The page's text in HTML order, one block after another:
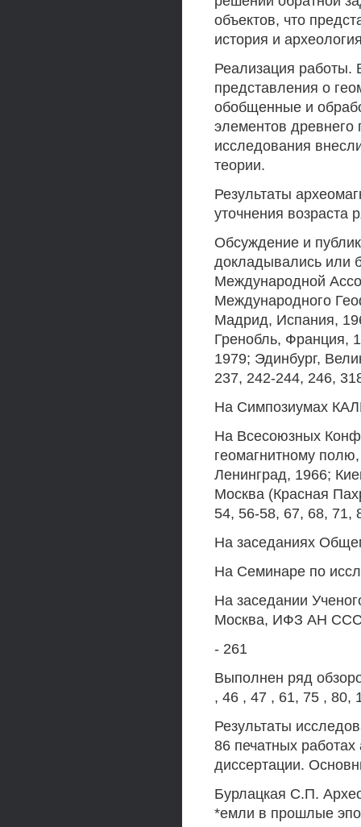
объектов, что
история и
Реализация работы.
представления о
обобщенные и
элементов древнего
исследования
теории.
Результаты
уточнения возраста
Обсуждение и
докладывались или
Международной
Международного
Мадрид, Испания,
Гренобль, Франция,
1979; Эдинбург,
237, 242-244, 246,
На Симпозиумах
На Всесоюзных
геомагнитному
Ленинград, 1966;
Москва (Красная
54, 56-58, 67, 68, 71,
На заседаниях
На Семинаре по
На заседании
Москва, ИФЗ АН
- 261
Выполнен ряд
, 46 , 47 , 61, 75 , 80,
Результаты
86 печатных
диссертации.
Бурлацкая С.П.
*емли в прошлые